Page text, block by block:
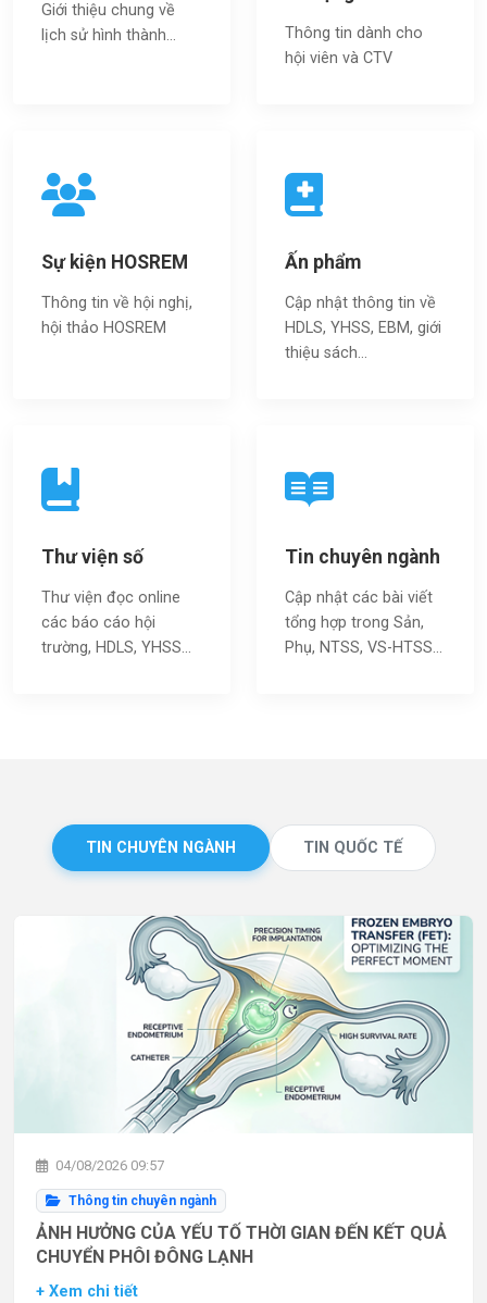
Giới thiệu chung về
lịch sử hình thành...
Thông tin dành cho
hội viên và CTV
Sự kiện HOSREM
Thông tin về hội nghị,
hội thảo HOSREM
Ấn phẩm
Cập nhật thông tin về
HDLS, YHSS, EBM, giới
thiệu sách…
Thư viện số
Thư viện đọc online
các báo cáo hội
trường, HDLS, YHSS…
Tin chuyên ngành
Cập nhật các bài viết
tổng hợp trong Sản,
Phụ, NTSS, VS-HTSS...
TIN CHUYÊN NGÀNH TIN QUỐC TẾ
04/08/2026 09:57
Thông tin chuyên ngành
ẢNH HƯỞNG CỦA YẾU TỐ THỜI GIAN ĐẾN KẾT QUẢ
CHUYỂN PHÔI ĐÔNG LẠNH
+ Xem chi tiết